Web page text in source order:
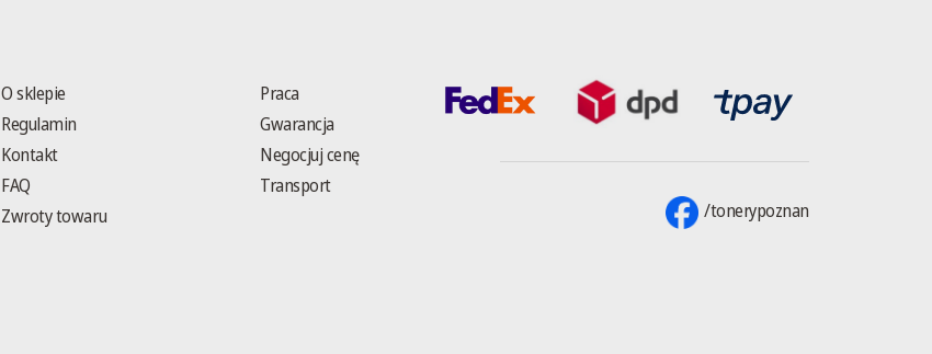
O sklepie
Regulamin
Kontakt
FAQ
Zwroty towaru
Praca
Gwarancja
Negocjuj cenę
Transport
/tonerypoznan